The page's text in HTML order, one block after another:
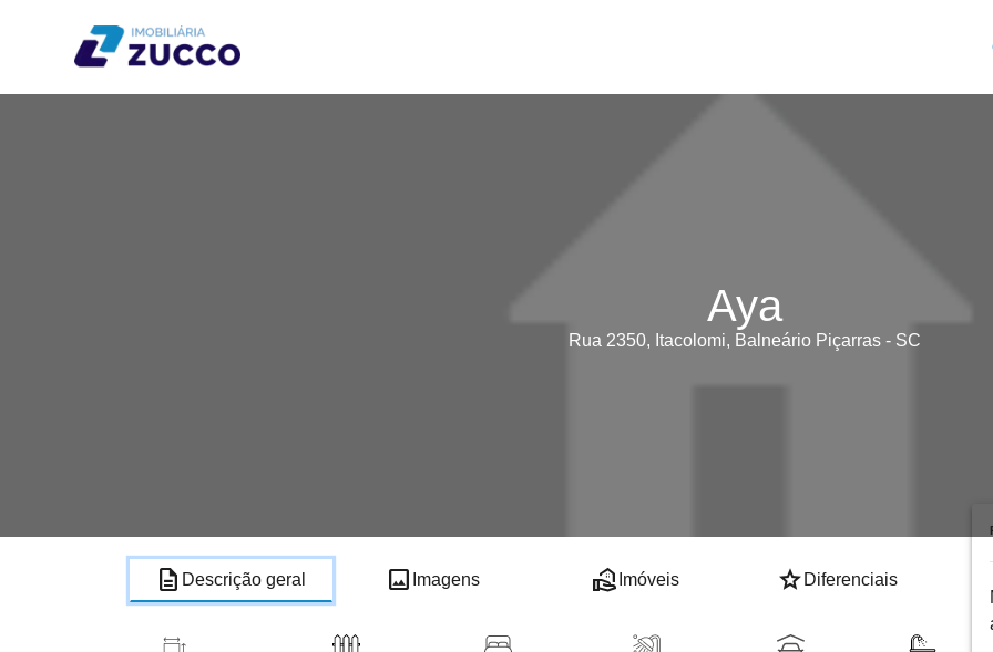
Aya
Rua 2350, Itacolomi, Balneário Piçarras - SC
description Descrição geral image Imagens real_estate_agent Imóveis star Diferenciais